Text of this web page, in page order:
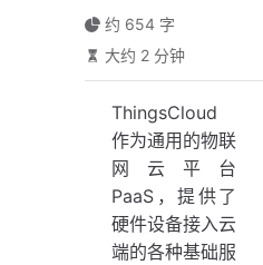
约 654 字
大约 2 分钟
ThingsCloud
作为通用的物联
网云平台
PaaS，提供了
硬件设备接入云
端的各种基础服